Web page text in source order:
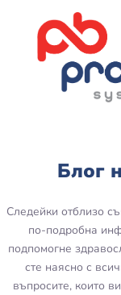
Блог
Следейки отблизо
по-подробна
подпомогне
сте наясно с
въпросите, които